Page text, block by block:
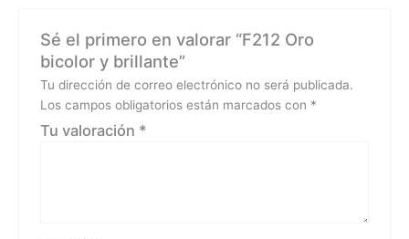
Sé el primero en valorar “F212 Oro
bicolor y brillante”
Tu dirección de correo electrónico no será publicada.
Los campos obligatorios están marcados con *
Tu valoración *